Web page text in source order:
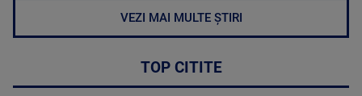
VEZI MAI MULTE ȘTIRI
TOP CITITE